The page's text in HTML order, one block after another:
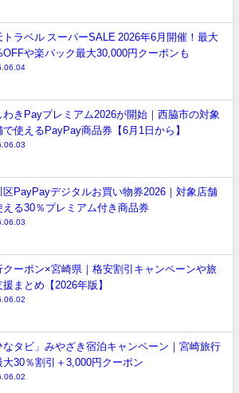
トラベル スーパーSALE 2026年6月開催！最大
や楽パック最大30,000円クーポンも
わきPayプレミアム2026が開始｜西脇市の対象
で使えるPayPay商品券【6月1日から】
区PayPayデジタルお買い物券2026｜対象店舗
える30％プレミアム付き商品券
クーポン×宮崎県｜格安割引キャンペーンや旅
援まとめ【2026年版】
なタビ」みやざき宿泊キャンペーン｜宮崎旅行
大30％割引＋3,000円クーポン